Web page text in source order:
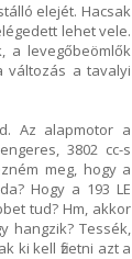
elejét. Hacsak
lehet vele.
a levegőbeömlők
változás a tavalyi
Az alapmotor a
3802 cc-s
meg, hogy a
Hogy a 193 LE
tud? Hm, akkor
hangzik? Tessék,
ki kell fizetni azt a